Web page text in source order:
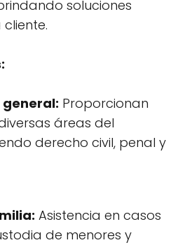
soluciones
Proporcionan
áreas del
derecho civil, penal y
Asistencia en casos
de menores y